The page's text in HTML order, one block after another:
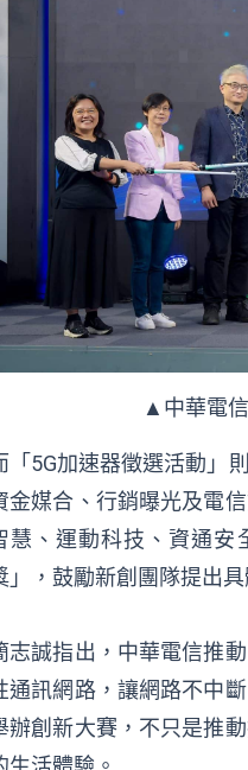
▲中華電
「5G加速器徵選活動」
金媒合、行銷曝光及電
慧、運動科技、資通安
」，鼓勵新創團隊提出
志誠指出，中華電信推
通訊網路，讓網路不中
辦創新大賽，不只是推